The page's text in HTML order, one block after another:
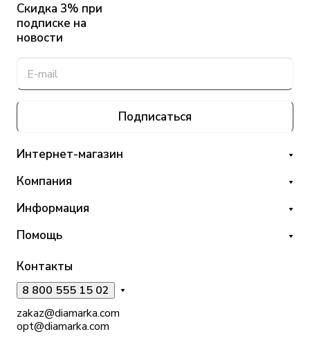
Скидка 3% при
подписке на
новости
Подписаться
Интернет-магазин
Компания
Информация
Помощь
Контакты
8 800 555 15 02
zakaz@diamarka.com
opt@diamarka.com